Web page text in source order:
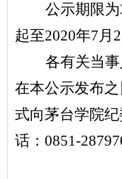
公示期限
起至2020年7月
各有关当
在本公示发布
式向茅台学院
话：0851-